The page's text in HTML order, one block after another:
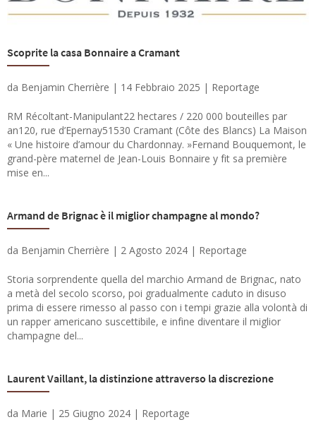
Scoprite la casa Bonnaire a Cramant
da Benjamin Cherrière | 14 Febbraio 2025 | Reportage
RM Récoltant-Manipulant22 hectares / 220 000 bouteilles par
an120, rue d’Epernay51530 Cramant (Côte des Blancs) La Maison
« Une histoire d’amour du Chardonnay. »Fernand Bouquemont, le
grand-père maternel de Jean-Louis Bonnaire y fit sa première
mise en...
Armand de Brignac è il miglior champagne al mondo?
da Benjamin Cherrière | 2 Agosto 2024 | Reportage
Storia sorprendente quella del marchio Armand de Brignac, nato
a metà del secolo scorso, poi gradualmente caduto in disuso
prima di essere rimesso al passo con i tempi grazie alla volontà di
un rapper americano suscettibile, e infine diventare il miglior
champagne del...
Laurent Vaillant, la distinzione attraverso la discrezione
da Marie | 25 Giugno 2024 | Reportage